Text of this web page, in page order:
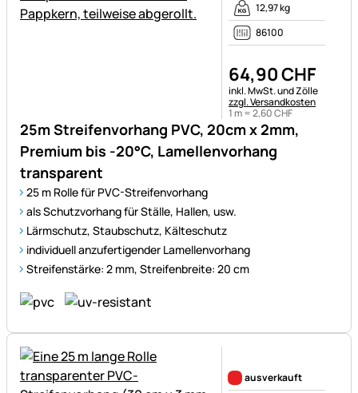
25m Streifenvorhang PVC, 20cm x 2mm,
Premium bis -20°C, Lamellenvorhang
transparent
25 m Rolle für PVC-Streifenvorhang
als Schutzvorhang für Ställe, Hallen, usw.
Lärmschutz, Staubschutz, Kälteschutz
individuell anzufertigender Lamellenvorhang
Streifenstärke: 2 mm, Streifenbreite: 20 cm
12,97 kg
86100
64,90CHF
Steuerhinweis:
inkl. MwSt. und Zölle
zzgl. Versandkosten
1 m =2,60CHF
ausverkauft